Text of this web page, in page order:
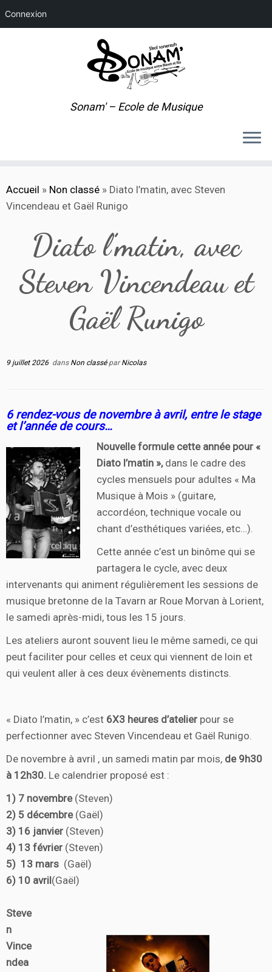
Connexion
au
contenu
Sonam' – Ecole de Musique
Accueil » Non classé » Diato l’matin, avec Steven
Vincendeau et Gaël Runigo
Diato l’matin, avec
Steven Vincendeau et
Gaël Runigo
9 juillet 2026 dans Non classé parNicolas
6 rendez-vous de novembre à avril, entre le stage
et l’année de cours…
Nouvelle formule cette année pour «
Diato l’matin »,dans le cadre des
cycles mensuels pour adultes « Ma
Musique à Mois » (guitare,
accordéon, technique vocale ou
chant d’esthétiques variées, etc…).
Cette année c’est un binôme qui se
partagera le cycle, avec deux
intervenants qui animent régulièrement les sessions de
musique bretonne de la Tavarn ar Roue Morvan à Lorient,
le samedi après-midi, tous les 15 jours.
Les ateliers auront souvent lieu le même samedi, ce qui
peut faciliter pour celles et ceux qui viennent de loin et
qui veulent aller à ces deux évènements distincts.
« Diato l’matin, » c’est 6X3 heures d’atelier pour se
perfectionner avec Steven Vincendeau et Gaël Runigo.
De novembre à avril , un samedi matin par mois, de 9h30
à 12h30. Le calendrier proposé est :
1) 7 novembre (Steven)
2) 5 décembre(Gaël)
3) 16 janvier (Steven)
4) 13 février (Steven)
5) 13 mars (Gaël)
6) 10 avril(Gaël)
Steve
n
Vince
ndea